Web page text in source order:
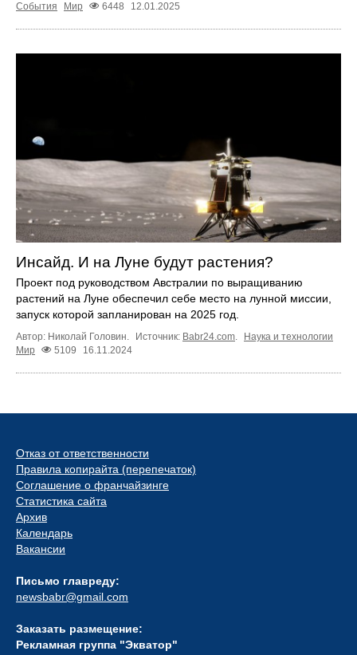
События
Мир 6448 12.01.2025
Инсайд. И на Луне будут растения?
Проект под руководством Австралии по выращиванию
растений на Луне обеспечил себе место на лунной миссии,
запуск которой запланирован на 2025 год.
Автор: Николай Головин. Источник: Babr24.com
Наука и технологии
Мир
5109 16.11.2024
Отказ от ответственности
Правила копирайта (перепечаток)
Соглашение о франчайзинге
Статистика сайта
Архив
Календарь
Вакансии
Письмо главреду:
newsbabr@gmail.com
Заказать размещение:
Рекламная группа "Экватор"